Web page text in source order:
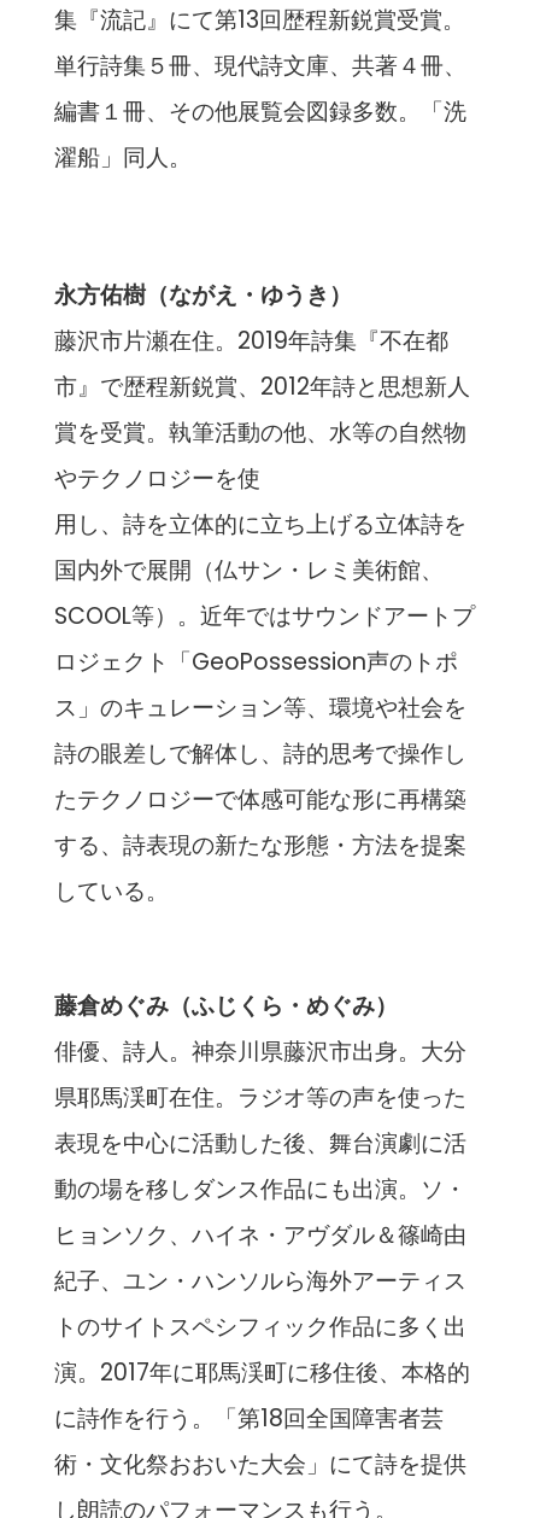
集『流記』にて第13回歴程新鋭賞受賞。
単行詩集５冊、現代詩文庫、共著４冊、
編書１冊、その他展覧会図録多数。「洗
濯船」同人。
永方佑樹（ながえ・ゆうき）
藤沢市片瀬在住。2019年詩集『不在都
市』で歴程新鋭賞、2012年詩と思想新人
賞を受賞。執筆活動の他、水等の自然物
やテクノロジーを使
用し、詩を立体的に立ち上げる立体詩を
国内外で展開（仏サン・レミ美術館、
SCOOL等）。近年ではサウンドアートプ
ロジェクト「GeoPossession声のトポ
ス」のキュレーション等、環境や社会を
詩の眼差しで解体し、詩的思考で操作し
たテクノロジーで体感可能な形に再構築
する、詩表現の新たな形態・方法を提案
している。
藤倉めぐみ（ふじくら・めぐみ）
俳優、詩人。神奈川県藤沢市出身。大分
県耶馬渓町在住。ラジオ等の声を使った
表現を中心に活動した後、舞台演劇に活
動の場を移しダンス作品にも出演。ソ・
ヒョンソク、ハイネ・アヴダル＆篠崎由
紀子、ユン・ハンソルら海外アーティス
トのサイトスペシフィック作品に多く出
演。2017年に耶馬渓町に移住後、本格的
に詩作を行う。「第18回全国障害者芸
術・文化祭おおいた大会」にて詩を提供
し朗読のパフォーマンスも行う。